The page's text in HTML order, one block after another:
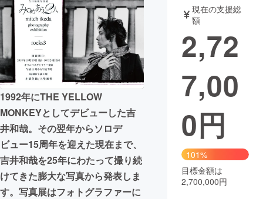
アート・写真 音楽
テクノロジー・ガジェット ゲーム・サ
映像・映画
ビジネス・起業
まちづくり・地域活性化
CAMPFIRE for Social Good
CAMPFIRE Creation
CAMPFIREふるさと納税machi-ya コミュニティ
1992年にTHE YELLOW
MONKEYとしてデビューした吉
井和哉。その翌年からソロデ
ビュー15周年を迎えた現在まで、
吉井和哉を25年にわたって撮り続
けてきた膨大な写真から発表しま
す。写真展はフォトグラファーに
現在の支援総
額
2,72
7,00
0円
101%
目標金額は
2,700,000円